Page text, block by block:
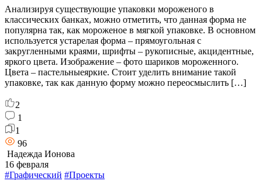
Анализируя существующие упаковки мороженого в
классических банках, можно отметить, что данная форма не
популярна так, как мороженое в мягкой упаковке. В основном
используется устарелая форма – прямоугольная с
закругленными краями, шрифты – рукописные, акцидентные,
яркого цвета. Изображение – фото шариков мороженного.
Цвета – пастельныеяркие. Стоит уделить внимание такой
упаковке, так как данную форму можно переосмыслить […]
2
1
1
96
Надежда Ионова
16 февраля
#Графический #Проекты